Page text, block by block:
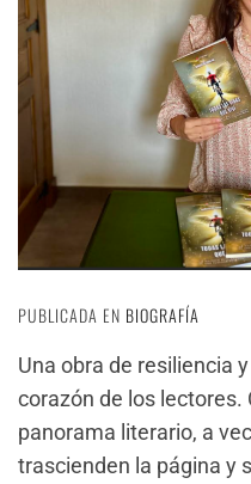
PUBLICADA EN BIOGRAFÍA
Una obra de resiliencia
corazón de los lectores.
panorama literario, a
trascienden la página y